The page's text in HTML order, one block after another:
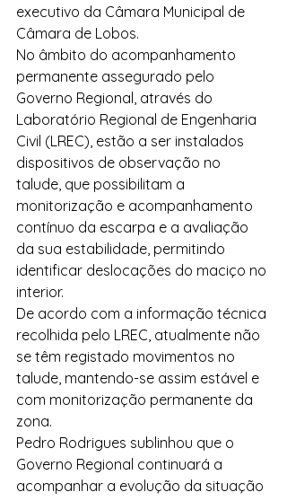
executivo da Câmara Municipal de
Câmara de Lobos.
No âmbito do acompanhamento
permanente assegurado pelo
Governo Regional, através do
Laboratório Regional de Engenharia
Civil (LREC), estão a ser instalados
dispositivos de observação no
talude, que possibilitam a
monitorização e acompanhamento
contínuo da escarpa e a avaliação
da sua estabilidade, permitindo
identificar deslocações do maciço no
interior.
De acordo com a informação técnica
recolhida pelo LREC, atualmente não
se têm registado movimentos no
talude, mantendo-se assim estável e
com monitorização permanente da
zona.
Pedro Rodrigues sublinhou que o
Governo Regional continuará a
acompanhar a evolução da situação